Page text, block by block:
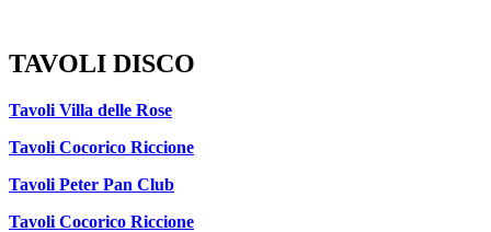
TAVOLI DISCO
Tavoli Villa delle Rose
Tavoli Cocorico Riccione
Tavoli Peter Pan Club
Tavoli Cocorico Riccione